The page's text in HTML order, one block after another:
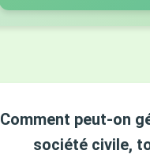
Comment peut-on
société civile,